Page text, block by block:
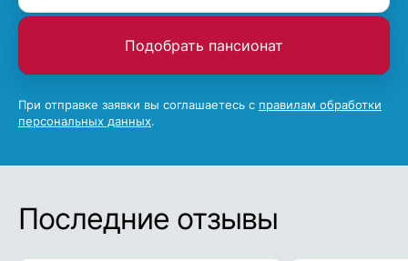
Подобрать пансионат
При отправке заявки вы соглашаетесь с правилам обработки
персональных данных.
Последние отзывы